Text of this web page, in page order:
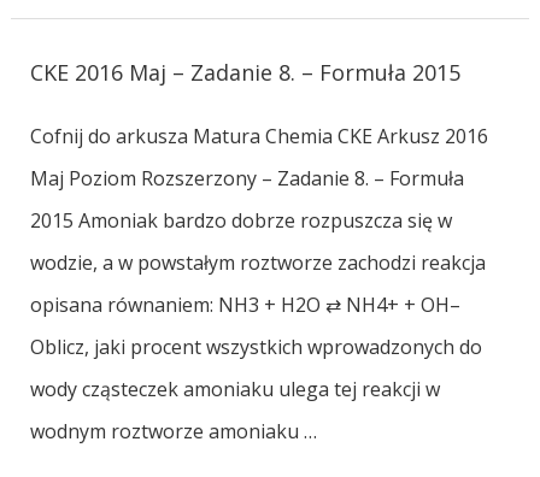
CKE 2016 Maj – Zadanie 8. – Formuła 2015
Cofnij do arkusza Matura Chemia CKE Arkusz 2016
Maj Poziom Rozszerzony – Zadanie 8. – Formuła
2015 Amoniak bardzo dobrze rozpuszcza się w
wodzie, a w powstałym roztworze zachodzi reakcja
opisana równaniem: NH3 + H2O ⇄ NH4+ + OH–
Oblicz, jaki procent wszystkich wprowadzonych do
wody cząsteczek amoniaku ulega tej reakcji w
wodnym roztworze amoniaku …